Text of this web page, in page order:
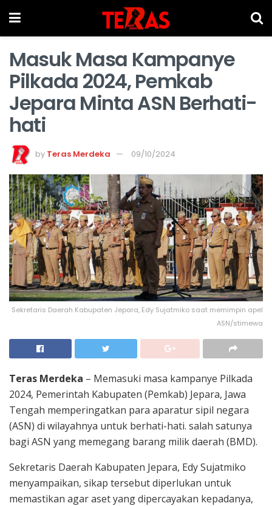
Masuk Masa Kampanye
Pilkada 2024, Pemkab
Jepara Minta ASN Berhati-
hati
by Teras Merdeka 09/10/2024
Sekretaris Daerah Kabupaten Jepara, Edy Sujatmiko saat memimpin apel
ASN/stimewa
Teras Merdeka – Memasuki masa kampanye Pilkada
2024, Pemerintah Kabupaten (Pemkab) Jepara, Jawa
Tengah memperingatkan para aparatur sipil negara
(ASN) di wilayahnya untuk berhati-hati. salah satunya
bagi ASN yang memegang barang milik daerah (BMD).
Sekretaris Daerah Kabupaten Jepara, Edy Sujatmiko
menyampaikan, sikap tersebut diperlukan untuk
memastikan agar aset yang dipercayakan kepadanya,